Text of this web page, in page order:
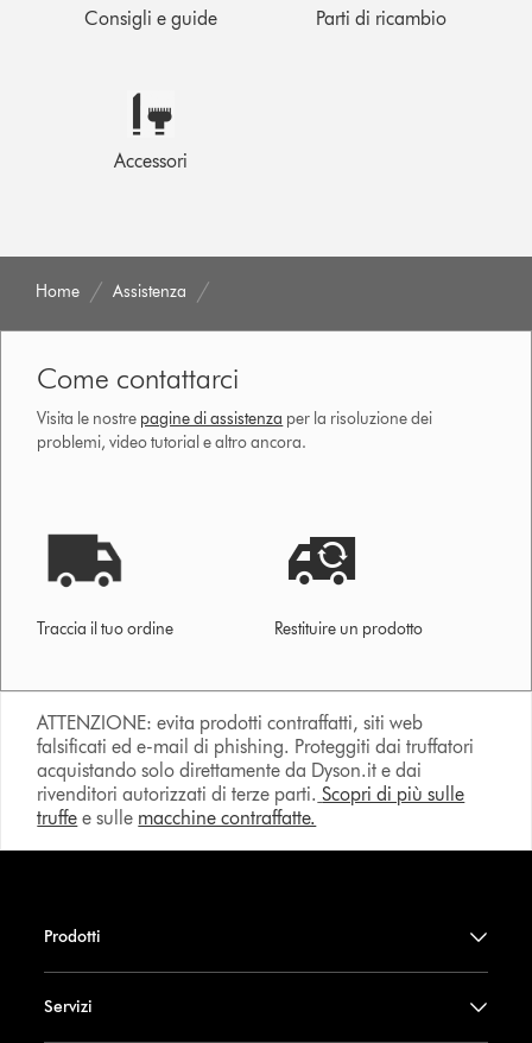
Consigli e guide Parti di ricambio
Accessori
Home Assistenza
Come contattarci
Visita le nostre pagine di assistenza per la risoluzione dei
problemi, video tutorial e altro ancora.
Traccia il tuo ordine Restituire un prodotto
ATTENZIONE: evita prodotti contraffatti, siti web
falsificati ed e-mail di phishing. Proteggiti dai truffatori
acquistando solo direttamente da Dyson.it e dai
rivenditori autorizzati di terze parti. Scopri di più sulle
truffe e sulle macchine contraffatte.
Prodotti
Servizi